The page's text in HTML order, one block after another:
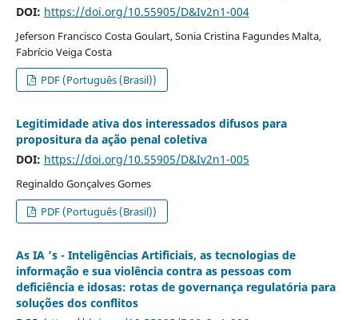
DOI: https://doi.org/10.55905/D&Iv2n1-004
Jeferson Francisco Costa Goulart, Sonia Cristina Fagundes Malta,
Fabrício Veiga Costa
PDF (Português (Brasil))
Legitimidade ativa dos interessados difusos para
propositura da ação penal coletiva
DOI: https://doi.org/10.55905/D&Iv2n1-005
Reginaldo Gonçalves Gomes
PDF (Português (Brasil))
As IA ’s - Inteligências Artificiais, as tecnologias de
informação e sua violência contra as pessoas com
deficiência e idosas: rotas de governança regulatória para
soluções dos conflitos